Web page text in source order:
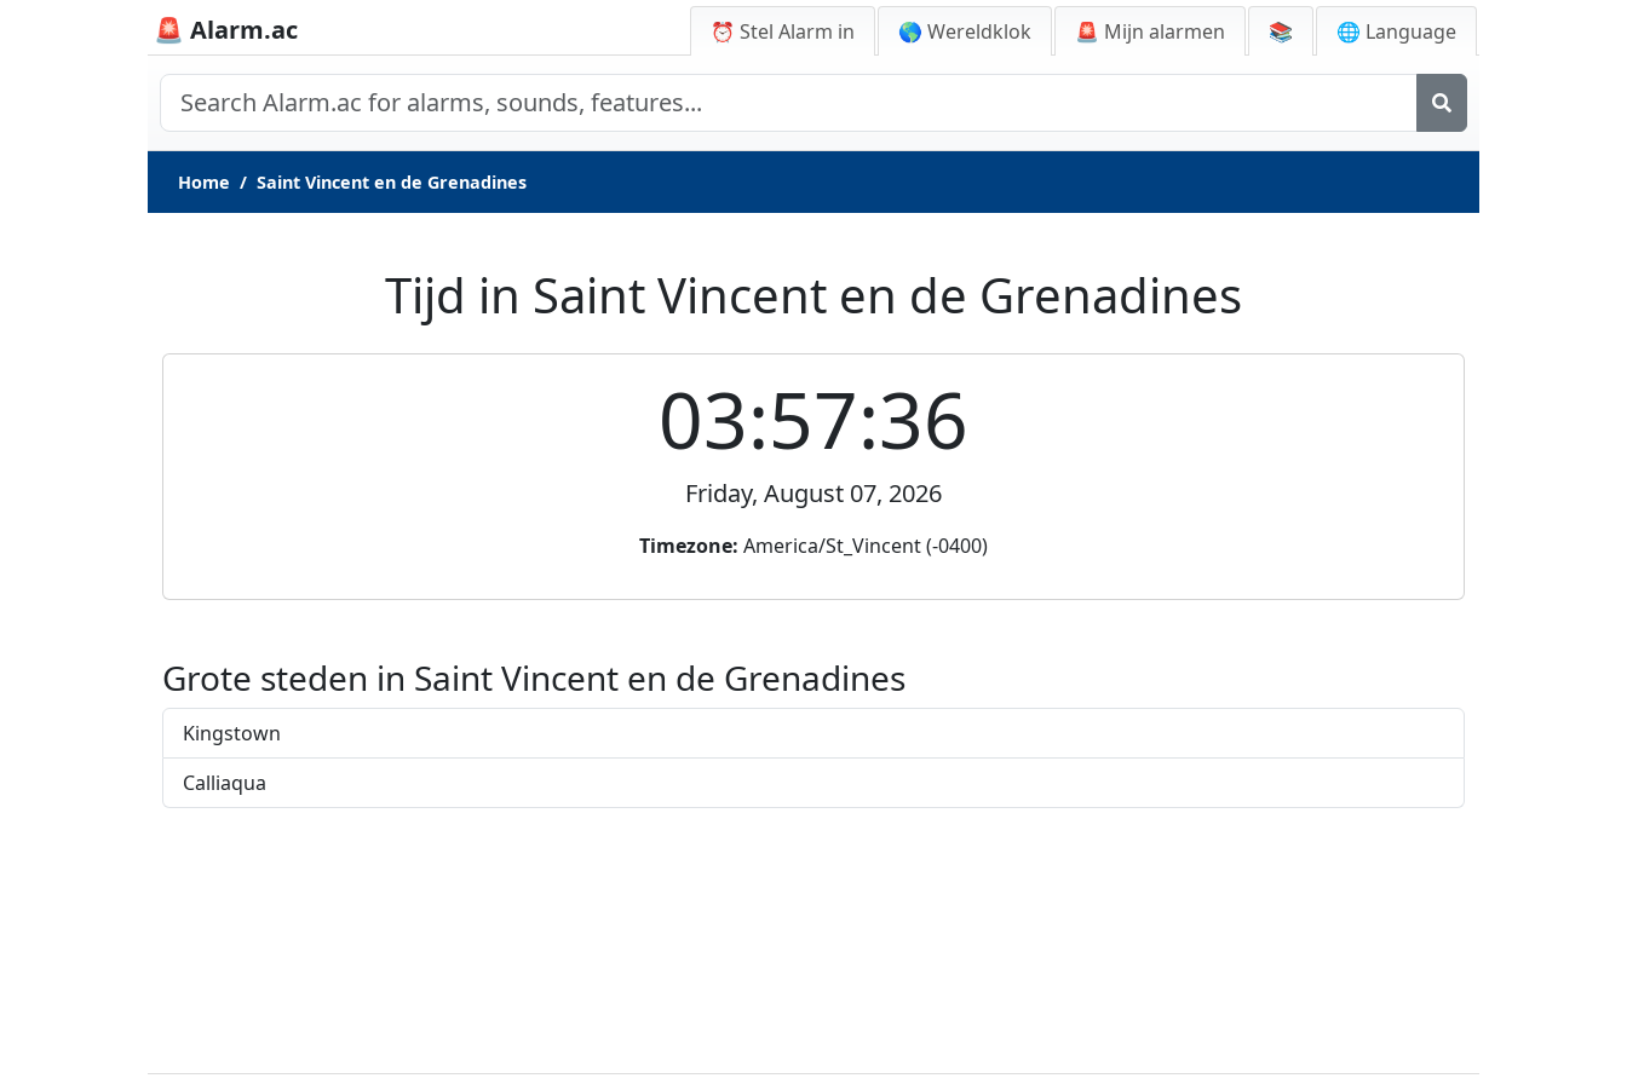
🚨 Alarm.ac ⏰ Stel Alarm in 🌎 Wereldklok 🚨 Mijn alarmen 📚 🌐 Language
Home Saint Vincent en de Grenadines
Tijd in Saint Vincent en de Grenadines
03:57:36
Friday, August 07, 2026
Timezone: America/St_Vincent (-0400)
Grote steden in Saint Vincent en de Grenadines
Kingstown
Calliaqua